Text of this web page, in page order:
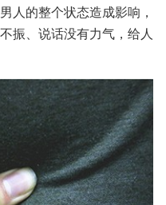
人的整个状态造成影响，
振、说话没有力气，给人